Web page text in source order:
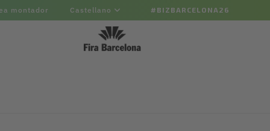
montador Castellano #BIZBARCELONA26